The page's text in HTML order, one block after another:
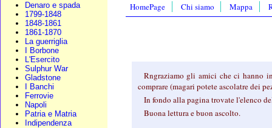
Denaro e spada
1799-1848
1848-1861
1861-1870
La guerriglia
I Borbone
L'Esercito
Sulphur War
Gladstone
I Banchi
Ferrovie
Napoli
Patria e Matria
Indipendenza
HomePage Chi siamo Mappa
Rngraziamo gli amici che ci hanno
comprare (magari potete ascolatre dei
In fondo alla pagina trovate l'elenco
Buona lettura e buon ascolto.